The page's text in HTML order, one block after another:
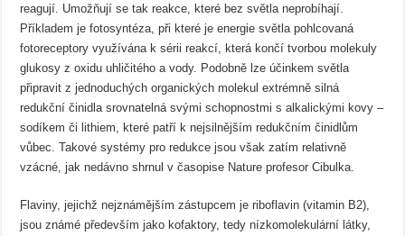
reagují. Umožňují se tak reakce, které bez světla neprobíhají.
Příkladem je fotosyntéza, při které je energie světla pohlcovaná
fotoreceptory využívána k sérii reakcí, která končí tvorbou molekuly
glukosy z oxidu uhličitého a vody. Podobně lze účinkem světla
připravit z jednoduchých organických molekul extrémně silná
redukční činidla srovnatelná svými schopnostmi s alkalickými kovy –
sodíkem či lithiem, které patří k nejsilnějším redukčním činidlům
vůbec. Takové systémy pro redukce jsou však zatím relativně
vzácné, jak nedávno shrnul v časopise Nature profesor Cibulka.
Flaviny, jejichž nejznámějším zástupcem je riboflavin (vitamin B2),
jsou známé především jako kofaktory, tedy nízkomolekulární látky,